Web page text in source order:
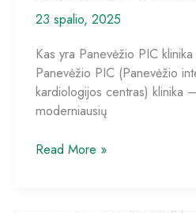
23 spalio, 2025
Kas yra Panevėžio PIC
Panevėžio PIC (Panevėžio
kardiologijos centras) klinika
moderniausių
Panevėžio
Read More »